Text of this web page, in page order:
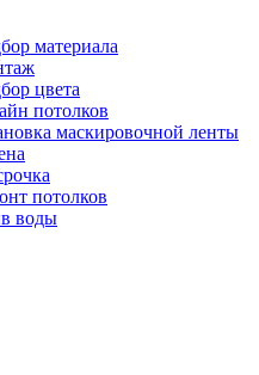
материала
цвета
потолков
маскировочной ленты
потолков
воды